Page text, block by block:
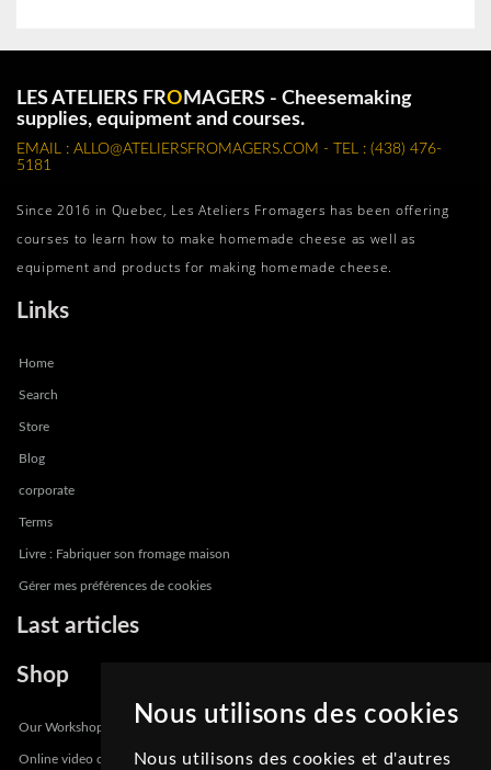
Nous utilisons des cookies
Nous utilisons des cookies et d'autres
LES ATELIERS FRO MAGERS - Cheesemaking
supplies, equipment and courses.
EMAIL : ALLO@ATELIERSFROMAGERS.COM - TEL : (438) 476-
5181
Since 2016 in Quebec, Les Ateliers Fromagers has been offering
courses to learn how to make homemade cheese as well as
equipment and products for making homemade cheese.
Links
Home
Search
Store
Blog
corporate
Terms
Livre : Fabriquer son fromage maison
Gérer mes préférences de cookies
Last articles
Shop
Our Workshops
Online video course